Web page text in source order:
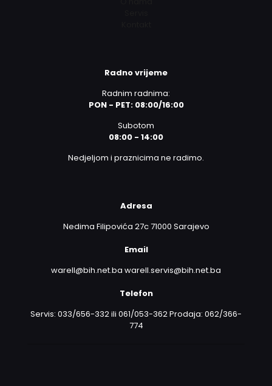
Radno vrijeme
Radnim radnima:
PON - PET: 08:00/16:00
Subotom
08:00 - 14:00
Nedjeljom i praznicima ne radimo.
Adresa
Nedima Filipovića 27c 71000 Sarajevo
Email
warell@bih.net.ba warell.servis@bih.net.ba
Telefon
Servis: 033/656-332 ili 061/053-362 Prodaja: 062/366-
774